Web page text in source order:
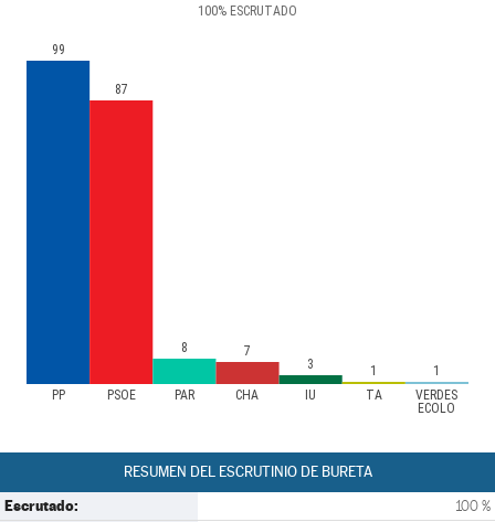
100% ESCRUTADO
PP PSOE PAR CHA IU TA
VERDES
ECOLO
99
87
8
7
3
1 1
RESUMEN DEL ESCRUTINIO DE BURETA
Escrutado: 100 %